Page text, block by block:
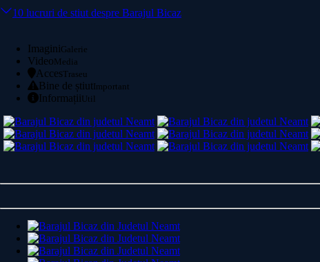
10 lucruri de stiut despre Barajul Bicaz
ImaginiGalerie
VideoMedia
AccesTraseu
Bine de știutImportant
InformațiiUtil